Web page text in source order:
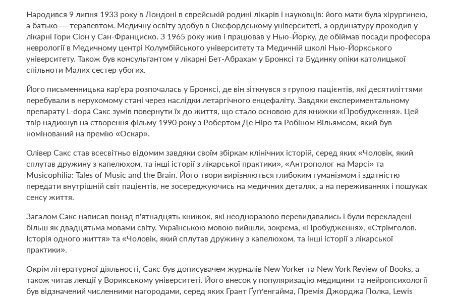
Народився 9 липня 1933 року в Лондоні в єврейській родині лікарів і науковців: його мати була хірургинею,
а батько — терапевтом. Медичну освіту здобув в Оксфордському університеті, а ординатуру проходив у
лікарні Гори Сіон у Сан-Франциско. З 1965 року жив і працював у Нью-Йорку, де обіймав посади професора
неврології в Медичному центрі Колумбійського університету та Медичній школі Нью-Йоркського
університету. Також був консультантом у лікарні Бет-Абрахам у Бронксі та Будинку опіки католицької
спільноти Малих сестер убогих.
Його письменницька кар'єра розпочалась у Бронксі, де він зіткнувся з групою пацієнтів, які десятиліттями
перебували в нерухомому стані через наслідки летаргічного енцефаліту. Завдяки експериментальному
препарату L-dopa Сакс зумів повернути їх до життя, що стало основою для книжки «Пробудження». Цей
твір надихнув на створення фільму 1990 року з Робертом Де Ніро та Робіном Вільямсом, який був
номінований на премію «Оскар».
Олівер Сакс став всесвітньо відомим завдяки своїм збіркам клінічних історій, серед яких «Чоловік, який
сплутав дружину з капелюхом, та інші історії з лікарської практики», «Антрополог на Марсі» та
Musicophilia: Tales of Music and the Brain. Його твори вирізняються глибоким гуманізмом і здатністю
передати внутрішній світ пацієнтів, не зосереджуючись на медичних деталях, а на переживаннях і пошуках
сенсу життя.
Загалом Сакс написав понад п'ятнадцять книжок, які неодноразово перевидавались і були перекладені
більш як двадцятьма мовами світу. Українською мовою вийшли, зокрема, «Пробудження», «Стрімголов.
Історія одного життя» та «Чоловік, який сплутав дружину з капелюхом, та інші історії з лікарської
практики».
Окрім літературної діяльності, Сакс був дописувачем журналів New Yorker та New York Review of Books, а
також читав лекції у Ворикському університеті. Його внесок у популяризацію медицини та нейропсихології
був відзначений численними нагородами, серед яких Грант Ґуґґенгайма, Премія Джорджа Полка, Lewis